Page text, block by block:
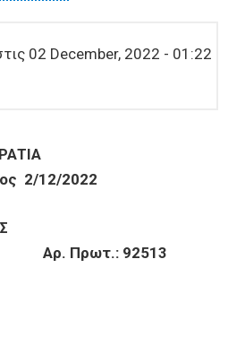
02 December, 2022 - 01:22
ΔΗΜΟΚΡΑΤΙΑ
2022
92513